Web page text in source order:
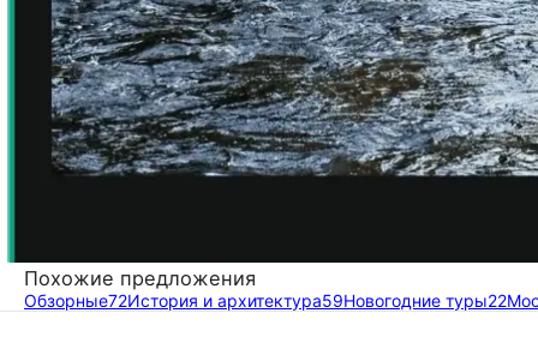
Похожие предложения
Обзорные72История и архитектура59Новогодние туры22